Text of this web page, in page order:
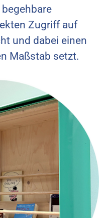
Zugriff auf
und dabei einen
Maßstab setzt.